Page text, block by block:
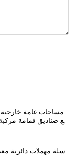
مساحات عامة خارجية
مع صناديق قمامة
كبيرة،
سلة مهملات دائرية